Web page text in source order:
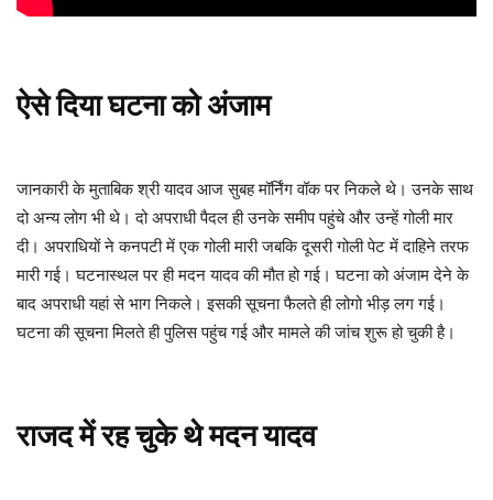
ऐसे दिया घटना को अंजाम
जानकारी के मुताबिक श्री यादव आज सुबह मॉर्निंग वॉक पर निकले थे। उनके साथ
दो अन्य लोग भी थे। दो अपराधी पैदल ही उनके समीप पहुंचे और उन्हें गोली मार
दी। अपराधियों ने कनपटी में एक गोली मारी जबकि दूसरी गोली पेट में दाहिने तरफ
मारी गई। घटनास्थल पर ही मदन यादव की मौत हो गई। घटना को अंजाम देने के
बाद अपराधी यहां से भाग निकले। इसकी सूचना फैलते ही लोगो भीड़ लग गई।
घटना की सूचना मिलते ही पुलिस पहुंच गई और मामले की जांच शुरू हो चुकी है।
राजद में रह चुके थे मदन यादव